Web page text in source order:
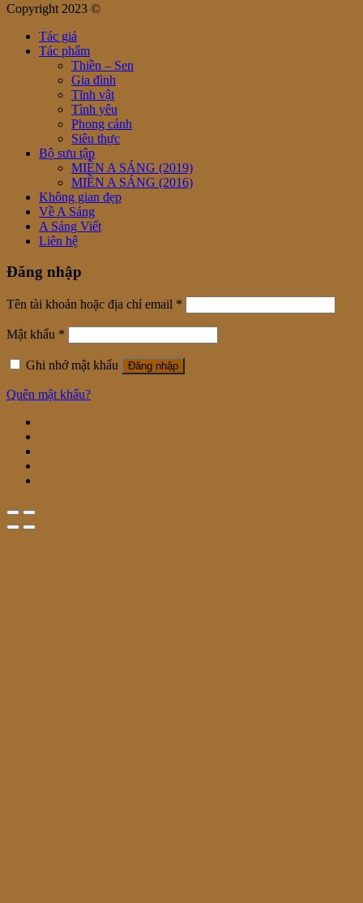
Copyright 2023 ©
Tác giả
Tác phẩm
Thiền – Sen
Gia đình
Tĩnh vật
Tình yêu
Phong cảnh
Siêu thực
Bộ sưu tập
MIỀN A SÁNG (2019)
MIỀN A SÁNG (2016)
Không gian đẹp
Về A Sáng
A Sáng Viết
Liên hệ
Đăng nhập
Tên tài khoản hoặc địa chỉ email *
Mật khẩu *
Ghi nhớ mật khẩu Đăng nhập
Quên mật khẩu?